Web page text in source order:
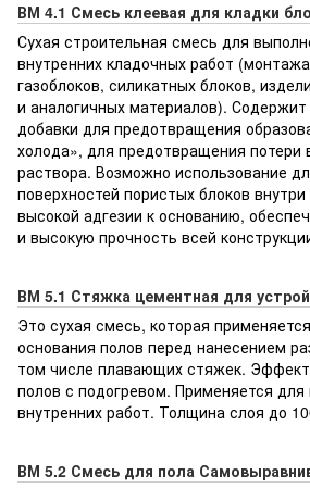
ВМ 4.1 Смесь клеевая для кладки
Сухая строительная смесь для
внутренних кладочных работ
газоблоков, силикатных блоков,
и аналогичных материалов).
добавки для предотвращения
холода», для предотвращения потери
раствора. Возможно использование
поверхностей пористых блоков
высокой адгезии к основанию,
и высокую прочность всей
ВМ 5.1 Стяжка цементная для
Это сухая смесь, которая
основания полов перед нанесением
том числе плавающих стяжек.
полов с подогревом. Применяется
внутренних работ. Толщина слоя до
ВМ 5.2 Смесь для пола